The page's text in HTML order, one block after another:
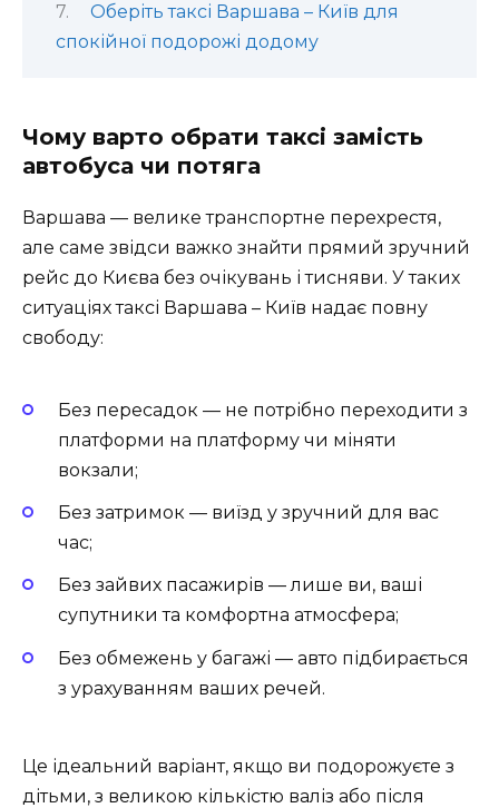
Оберіть таксі Варшава – Київ для
спокійної подорожі додому
Чому варто обрати таксі замість
автобуса чи потяга
Варшава — велике транспортне перехрестя,
але саме звідси важко знайти прямий зручний
рейс до Києва без очікувань і тисняви. У таких
ситуаціях таксі Варшава – Київ надає повну
свободу:
Без пересадок — не потрібно переходити з
платформи на платформу чи міняти
вокзали;
Без затримок — виїзд у зручний для вас
час;
Без зайвих пасажирів — лише ви, ваші
супутники та комфортна атмосфера;
Без обмежень у багажі — авто підбирається
з урахуванням ваших речей.
Це ідеальний варіант, якщо ви подорожуєте з
дітьми, з великою кількістю валіз або після